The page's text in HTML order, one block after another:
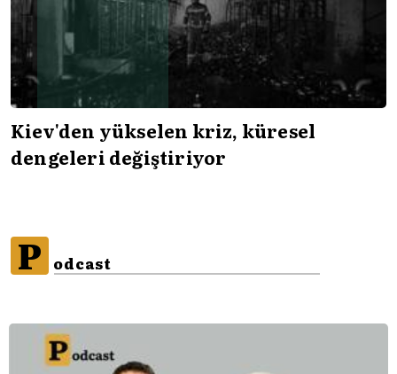
Kiev'den yükselen kriz, küresel
dengeleri değiştiriyor
P odcast